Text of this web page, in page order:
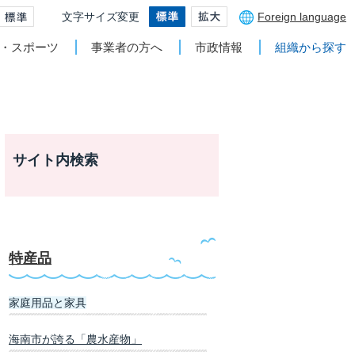
文字サイズ変更 Foreign language
スポーツ 事業者の方へ 市政情報 組織から探す
サイト内検索
特産品
家庭用品と家具
海南市が誇る「農水産物」